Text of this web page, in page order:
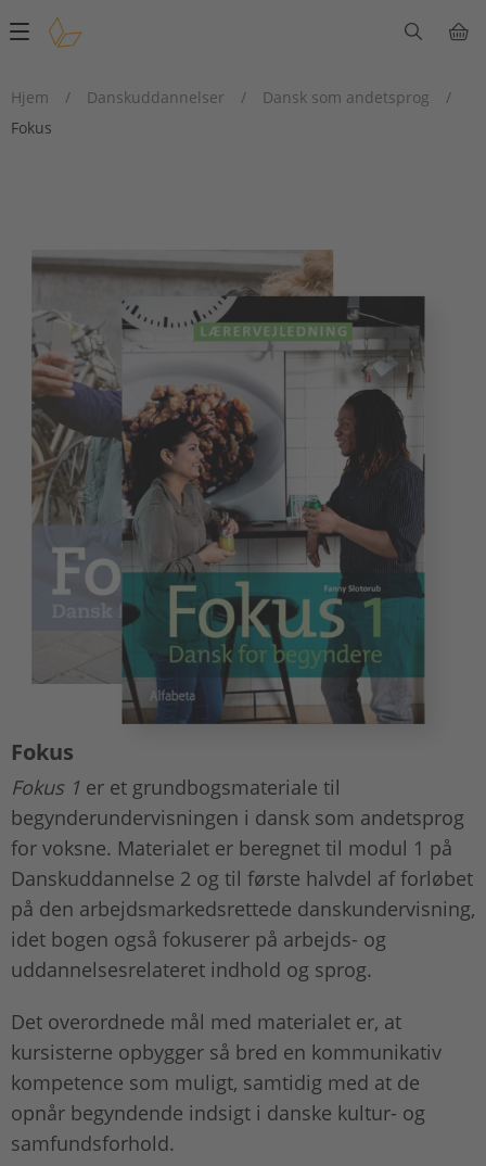
Main
Hjem
/ Danskuddannelser / Dansk som andetsprog
/
Fokus
Fokus
Fokus 1 er et grundbogsmateriale til
begynderundervisningen i dansk som andetsprog
for voksne. Materialet er beregnet til modul 1 på
Danskuddannelse 2 og til første halvdel af forløbet
på den arbejdsmarkedsrettede danskundervisning,
idet bogen også fokuserer på arbejds- og
uddannelsesrelateret indhold og sprog.
Det overordnede mål med materialet er, at
kursisterne opbygger så bred en kommunikativ
kompetence som muligt, samtidig med at de
opnår begyndende indsigt i danske kultur- og
samfundsforhold.